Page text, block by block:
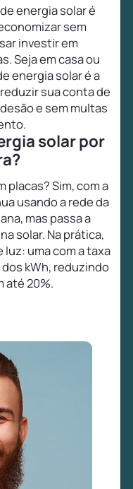
energia solar é
sem
investir em
Seja em casa ou
energia solar é a
sua conta de
e sem multas
solar por
placas? Sim, com a
usando a rede da
mas passa a
solar. Na prática,
uma com a taxa
kWh, reduzindo
até 20%.